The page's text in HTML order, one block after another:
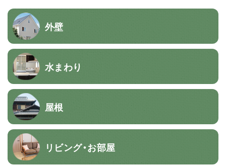
外壁
水まわり
屋根
リビング・お部屋